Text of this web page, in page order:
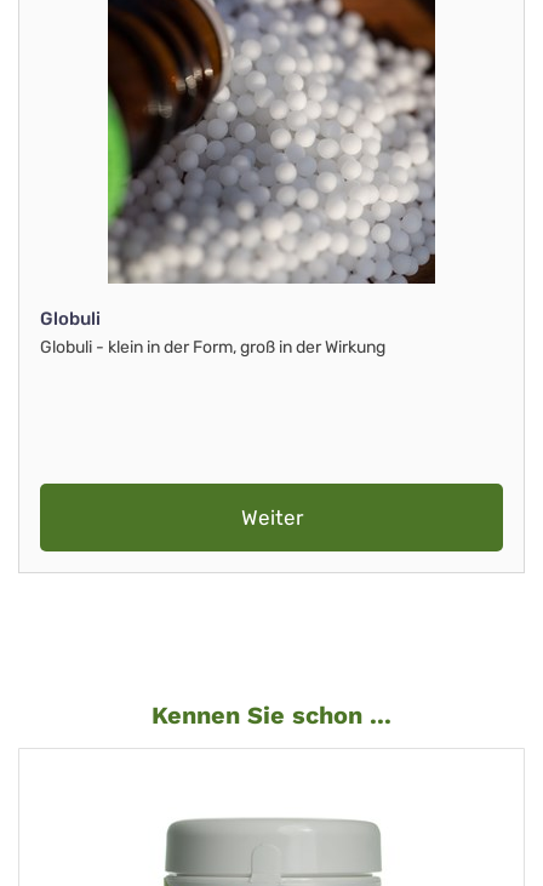
Globuli
Globuli - klein in der Form, groß in der Wirkung
Weiter
Kennen Sie schon ...